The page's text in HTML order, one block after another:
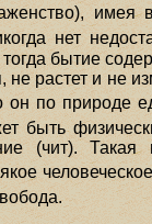
имея
нет
бытие
растет и не
он по природе
быть
(чит).